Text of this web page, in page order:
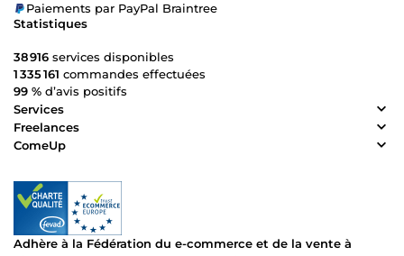
Paiements par PayPal Braintree
Statistiques
38 916 services disponibles
1 335 161 commandes effectuées
99 % d’avis positifs
Services
Freelances
ComeUp
Adhère à la Fédération du e-commerce et de la vente à